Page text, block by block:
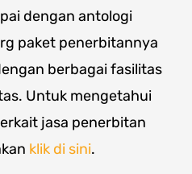
dengan antologi
paket penerbitannya
berbagai fasilitas
Untuk mengetahui
jasa penerbitan
klik di sini.